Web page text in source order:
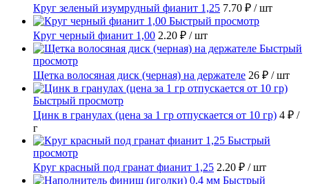
Круг зеленый изумрудный фианит 1,25 7.70 ₽ / шт
Быстрый просмотр
Круг черный фианит 1,00 2.20 ₽ / шт
Быстрый
просмотр
Щетка волосяная диск (черная) на держателе 26 ₽ / шт
Быстрый просмотр
Цинк в гранулах (цена за 1 гр отпускается от 10 гр) 4 ₽ /
г
Быстрый
просмотр
Круг красный под гранат фианит 1,25 2.20 ₽ / шт
Быстрый